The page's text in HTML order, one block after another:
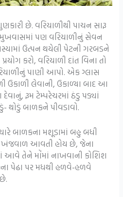
છે. વરિયાળીથી પાચન સારૂ
પણ વરિયાળીનું સેવન
ઉત્પન થયેલી પેટની ગરબડને
કરો, વરિયાળી દાંત વિના તો
પાણી આપો. એક ગ્લાસ
ઉકાળી લેવાની, ઉકાળ્યા બાદ આ
રૂમ ટેમ્પરેચરમાં ઠંડુ પડ્યાં
થોડું બાળકને પીવડાવો.
બાળકના મશૂડામાં બહુ બધી
ખંજવાળ આવતી હોય છે, જેના
આવે તેને મોંમાં નાખવાની કોશિશ
પેઢા પર મધથી હળવે-હળવે